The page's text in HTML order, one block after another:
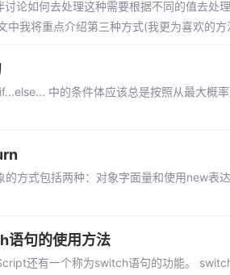
论如何去处理这种需要根据不同的值去
中我将重点介绍第三种方式(我更为喜欢的方
中的条件体应该总是按照从最大
方式包括两种：对象字面量和使用new表
句的使用方法
还有一个称为switch语句的功能。